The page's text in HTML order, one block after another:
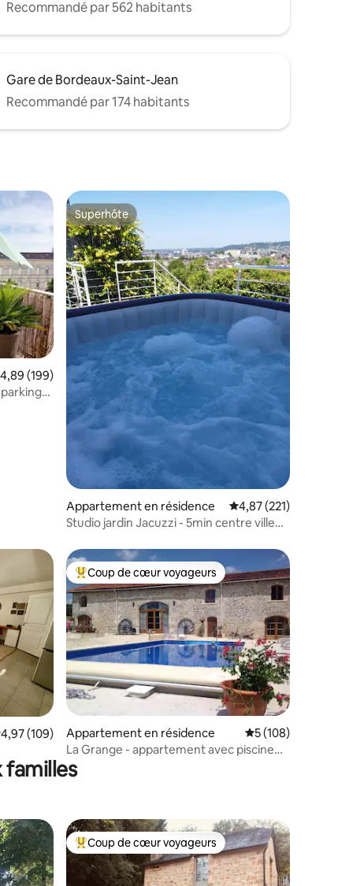
Recommandé par 562 habitants
Gare de Bordeaux-Saint-Jean
Recommandé par 174 habitants
: 4,94 sur 5
moyenne sur la base de 199 commentaires : 4,89 sur 5
4,89 (199)
Superhôte
Superhôte
Appartement en résidence Évaluation moyenne
4,87 (221)
Studio jardin Jacuzzi - 5min centre ville
: 5 sur 5
appréciés
moyenne sur la base de 109 commentaires : 4,97 sur 5
4,97 (109)
Coups de cœur voyageurs les plus appréciés
Coup de cœur voyageurs
Appartement en résidence Évaluation
5 (108)
La Grange - appartement avec piscine
privée
familles
appréciés Coups de cœur voyageurs les plus appréciés
Coup de cœur voyageurs